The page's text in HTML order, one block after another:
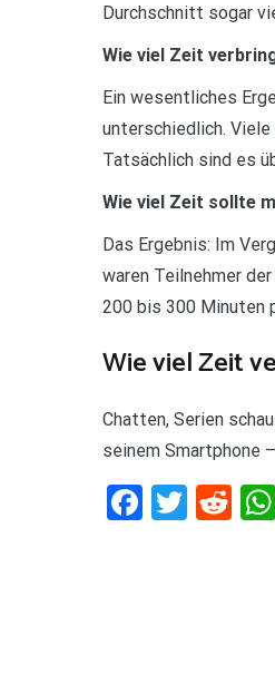
Durchschnitt sogar
Wie viel Zeit
Ein wesentliches
unterschiedlich.
Tatsächlich sind es
Wie viel Zeit sollte
Das Ergebnis: Im
waren Teilnehmer
200 bis 300 Minuten
Wie viel Zeit
Chatten, Serien
seinem Smartphone